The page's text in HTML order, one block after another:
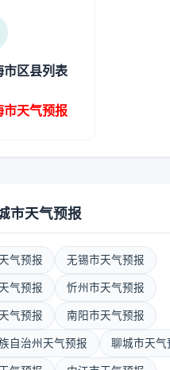
市区县列表
市天气预报
市天气预报
气预报 无锡市天气预报
气预报 忻州市天气预报
气预报 南阳市天气预报
自治州天气预报 聊城市天气